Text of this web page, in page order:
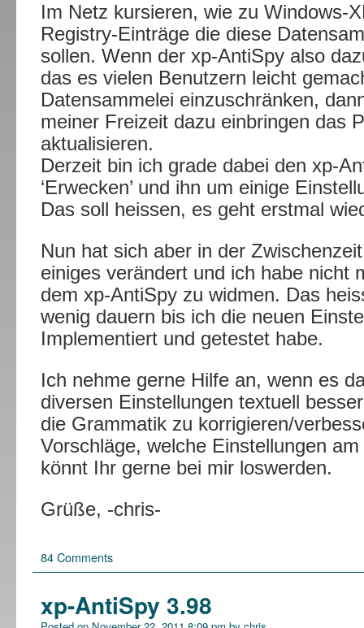
Im Netz kursieren, wie zu Windows-
Registry-Einträge die diese
sollen. Wenn der xp-AntiSpy also
das es vielen Benutzern leicht
Datensammelei einzuschränken,
meiner Freizeit dazu einbringen das
aktualisieren.
Derzeit bin ich grade dabei den xp-
‘Erwecken’ und ihn um einige
Das soll heissen, es geht erstmal
Nun hat sich aber in der
einiges verändert und ich habe nicht
dem xp-AntiSpy zu widmen. Das
wenig dauern bis ich die neuen
Implementiert und getestet habe.
Ich nehme gerne Hilfe an, wenn es
diversen Einstellungen textuell
die Grammatik zu korrigieren/
Vorschläge, welche Einstellungen
könnt Ihr gerne bei mir loswerden.
Grüße, -chris-
84 Comments
xp-AntiSpy 3.98